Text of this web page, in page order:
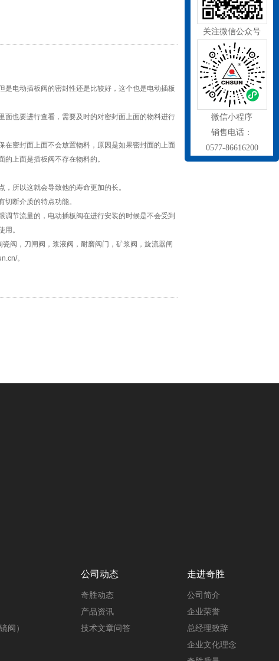
电动插板阀的密封性还是比较好，这个也是电动插板
面也要进行查看，需要及时的对密封面上面的物料进行
密封面上面不会放置物料，原因是如果密封面的上面
上面是插板阀不存在物料的。
所以这就会导致他的寿命更加的长。
断介质的特点功能。
节流量的，电动插板阀在进行安装的时候是不会受到
。
阀，刀闸阀，浆液阀，耐磨阀门，矿浆阀，旋流器闸
。
走进奇胜
公司简介
企业荣誉
总经理致辞
企业文化理念
公司动态
奇胜动态
产品资讯
技术文章问答
阀）
关注微信公众号
微信小程序
销售电话：
0577-86616200